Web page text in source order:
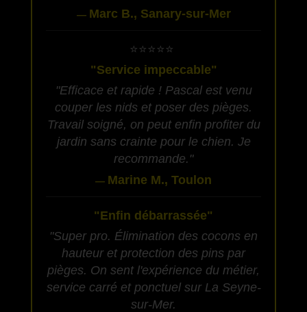
— Marc B., Sanary-sur-Mer
​⭐⭐⭐⭐⭐
"Service impeccable"
"Efficace et rapide ! Pascal est venu
couper les nids et poser des pièges.
Travail soigné, on peut enfin profiter du
jardin sans crainte pour le chien. Je
recommande."
— Marine M., Toulon
"Enfin débarrassée"
"Super pro. Élimination des cocons en
hauteur et protection des pins par
pièges. On sent l'expérience du métier,
service carré et ponctuel sur La Seyne-
sur-Mer.